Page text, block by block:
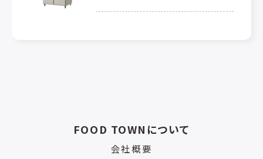
FOOD TOWNについて
会社概要